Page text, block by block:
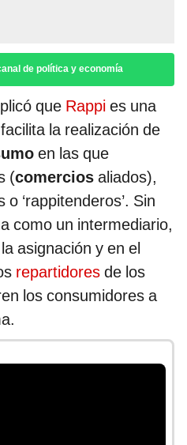
de política y economía
que Rappi es una
la realización de
en las que
(comercios aliados),
‘rappitenderos’. Sin
como un intermediario,
asignación y en el
repartidores de los
los consumidores a